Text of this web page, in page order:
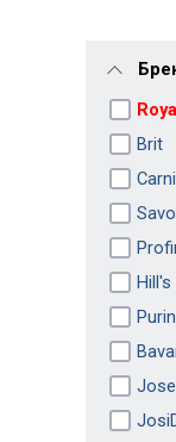
Brit
Hill's